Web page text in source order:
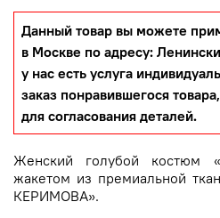
Данный товар вы можете
в Москве по адресу:
у нас есть услуга
заказ понравившегося
для согласования деталей.
Женский голубой костюм
жакетом из премиальной
КЕРИМОВА».